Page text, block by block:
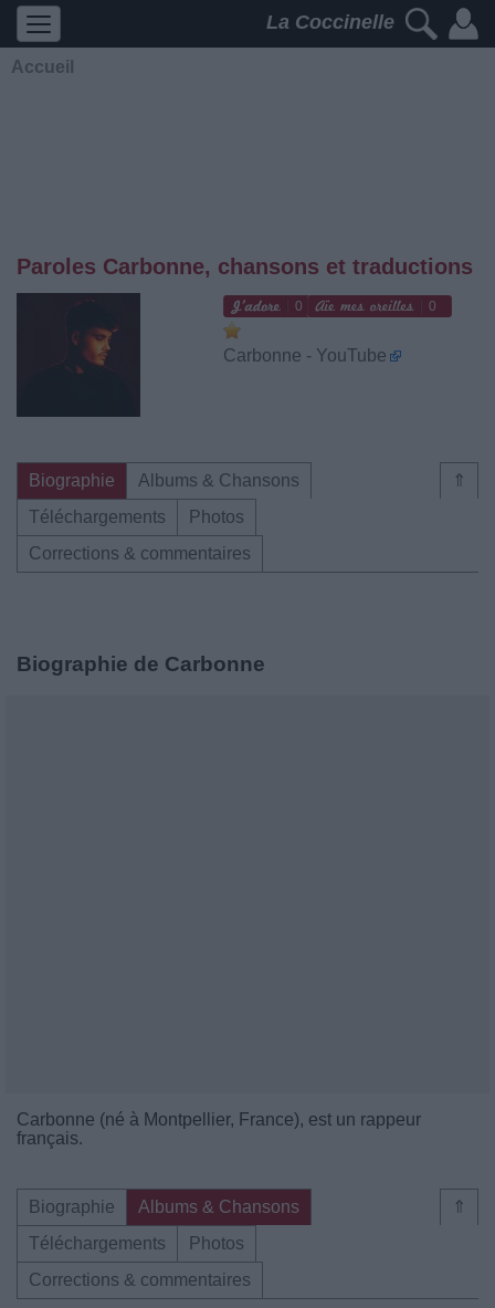
La Coccinelle
Accueil
Paroles Carbonne, chansons et traductions
0 0
Carbonne - YouTube
⇑
Biographie
Albums & Chansons
Téléchargements
Photos
Corrections & commentaires
Biographie de Carbonne
Carbonne (né à Montpellier, France), est un rappeur
français.
⇑
Biographie
Albums & Chansons
Téléchargements
Photos
Corrections & commentaires